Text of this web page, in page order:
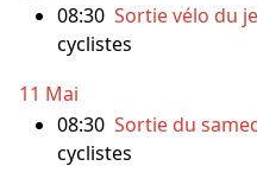
08:30Sortie vélo du
cyclistes
11 Mai
08:30Sortie du
cyclistes